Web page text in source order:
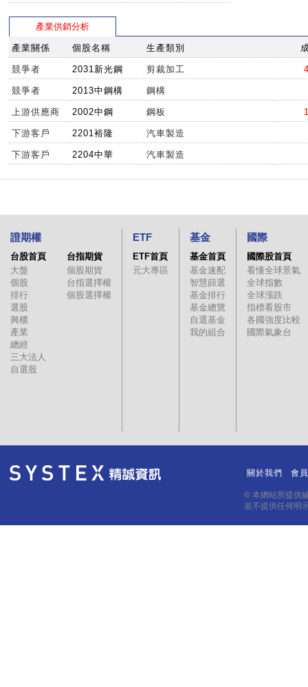
產業供銷分析
產業關係 個股名稱 生產類別
競爭者 2031新光鋼 剪裁加工
競爭者 2013中鋼構 鋼構
上游供應商 2002中鋼 鋼板
下游客戶 2201裕隆 汽車製造
下游客戶 2204中華 汽車製造
證期權
台股首頁
大盤
個股
排行
選股
興櫃
產業
總經
三大法人
自選股
台指期貨
個股期貨
台指選擇權
個股選擇權
ETF
ETF首頁
元大專區
基金
基金首頁
基金速配
智慧篩選
基金排行
基金總覽
自選基金
我的組合
國際
國際股首頁
看懂全球景氣
全球指數
全球漲跌
指標看股市
各國強度比較
國際氣象台
關於我們 會
© 本網站所提供
並不提供任何明